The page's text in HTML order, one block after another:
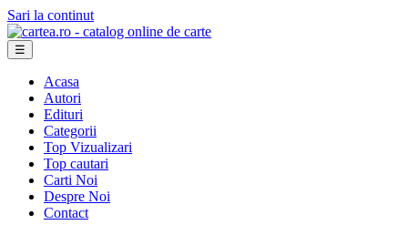
Sari la continut
☰
Acasa
Autori
Edituri
Categorii
Top Vizualizari
Top cautari
Carti Noi
Despre Noi
Contact